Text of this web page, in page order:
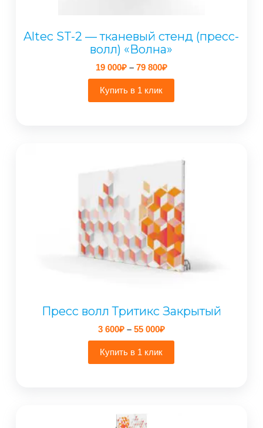
Altec ST-2 — тканевый стенд (пресс-
волл) «Волна»
19 000₽ – 79 800₽Диапазон
цен:
000₽
Купить в 1 клик
Пресс волл Тритикс Закрытый
3 600₽ – 55 000₽Диапазон
цен:
600₽
Купить в 1 клик